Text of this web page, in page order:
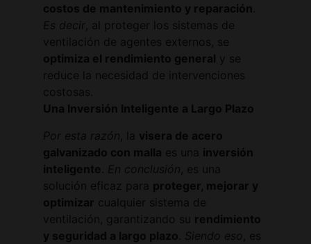
costos de mantenimiento y reparación
Es decir , al proteger los sistemas de
ventilación de agentes externos, se
optimiza el rendimiento general y se
reduce la necesidad de intervenciones
costosas.
Una Inversión Inteligente a Largo Plazo
Por esta razón , la visera de acero
galvanizado con malla es una inversión
inteligente En conclusión , es una
solución eficaz para proteger, mejorar y
optimizar cualquier sistema de
ventilación, garantizando su rendimiento
y seguridad a largo plazo Siendo eso
, es